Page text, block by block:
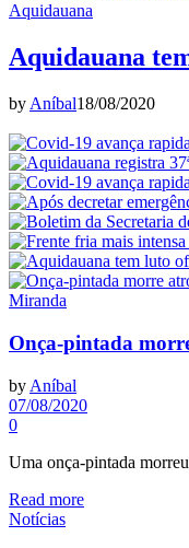
Aquidauana
Aquidauana
by Aníbal18/08/2020
Miranda
Onça-pintada
by Aníbal
07/08/2020
0
Uma onça-pintada
Read more
Notícias